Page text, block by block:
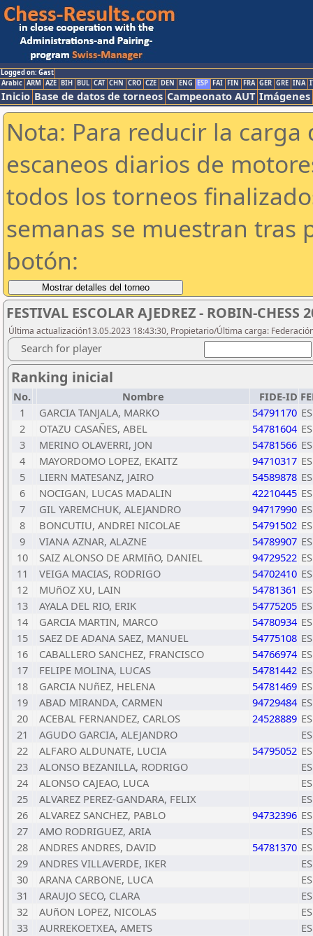
Logged on: Gast
Arabic ARM AZE BIH BUL CAT CHN CRO CZE DEN ENG ESP FAI FIN FRA GER GRE INA
Inicio Base de datos de torneos Campeonato AUT Imágenes
Nota: Para reducir la
escaneos diarios de
todos los torneos
semanas se muestran tras
botón:
FESTIVAL ESCOLAR AJEDREZ - ROBIN-CHESS
Última actualización13.05.2023 18:43:30, Propietario/Última carga:
Search for player
Ranking inicial
No. Nombre FIDE-ID
1
GARCIA TANJALA, MARKO 54791170
2
OTAZU CASAÑES, ABEL 54781604
3
MERINO OLAVERRI, JON 54781566
4
MAYORDOMO LOPEZ, EKAITZ 94710317
5
LIERN MATESANZ, JAIRO 54589878
6
NOCIGAN, LUCAS MADALIN 42210445
7
GIL YAREMCHUK, ALEJANDRO 94717990
8
BONCUTIU, ANDREI NICOLAE 54791502
9
VIANA AZNAR, ALAZNE 54789907
10
SAIZ ALONSO DE ARMIñO, DANIEL 94729522
11
VEIGA MACIAS, RODRIGO 54702410
12
MUñOZ XU, LAIN 54781361
13
AYALA DEL RIO, ERIK 54775205
14
GARCIA MARTIN, MARCO 54780934
15
SAEZ DE ADANA SAEZ, MANUEL 54775108
16
CABALLERO SANCHEZ, FRANCISCO 54766974
17
FELIPE MOLINA, LUCAS 54781442
18
GARCIA NUñEZ, HELENA 54781469
19
ABAD MIRANDA, CARMEN 94729484
20
ACEBAL FERNANDEZ, CARLOS 24528889
21
AGUDO GARCIA, ALEJANDRO
22
ALFARO ALDUNATE, LUCIA 54795052
23
ALONSO BEZANILLA, RODRIGO
24
ALONSO CAJEAO, LUCA
25
ALVAREZ PEREZ-GANDARA, FELIX
26
ALVAREZ SANCHEZ, PABLO 94732396
27
AMO RODRIGUEZ, ARIA
28
ANDRES ANDRES, DAVID 54781370
29
ANDRES VILLAVERDE, IKER
30
ARANA CARBONE, LUCA
31
ARAUJO SECO, CLARA
32
AUñON LOPEZ, NICOLAS
33
AURREKOETXEA, AMETS